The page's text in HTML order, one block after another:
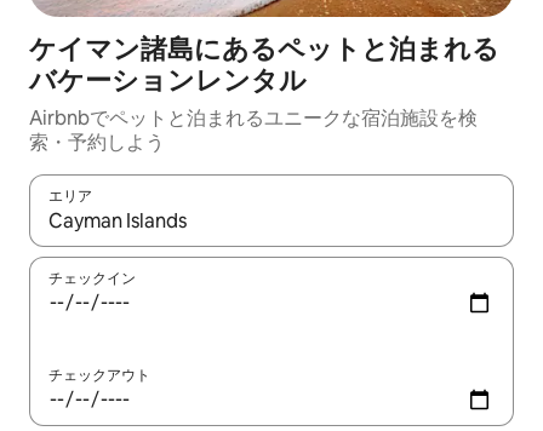
ケイマン諸島にあるペットと泊まれる
バケーションレンタル
Airbnbでペットと泊まれるユニークな宿泊施設を検
索・予約しよう
エリア
検索結果が表示されたら、上下の矢印キーを使って移動するか
チェックイン
チェックアウト